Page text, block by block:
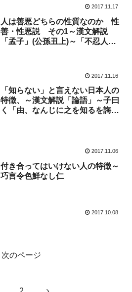
2017.11.17
人は善悪どちらの性質なのか 性
善・性悪説 その1～漢文解説
「孟子」(公孫丑上)～「不忍人之
2017.11.16
「知らない」と言えない日本人の
特徴、～漢文解説「論語」～子曰
く「由、なんじに之を知るを誨ん
2017.11.06
付き合ってはいけない人の特徴～
巧言令色鮮なし仁
2017.10.08
次のページ
次